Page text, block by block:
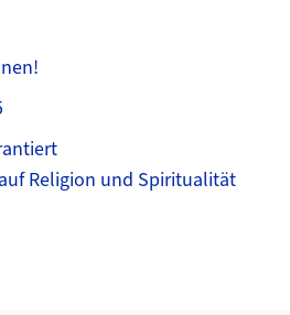
Religion und Spiritualität